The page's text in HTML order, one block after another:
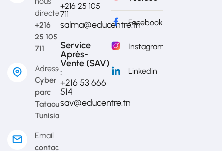
directement
+216
25 105
711
Adresse
Cyber
parc
Tataouine,
Tunisia
Email
contact@educentre.tn
+216 25 105
711
salma@educentre.tn
Service
Après-
Vente (SAV)
:
+216 53 666
514​
sav@educentre.tn
Facebook
Instagram
Linkedin